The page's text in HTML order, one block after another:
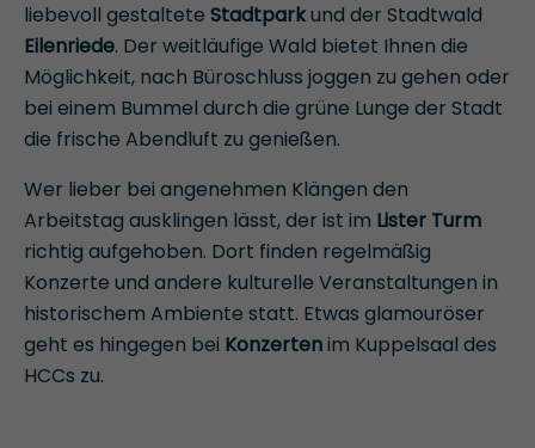
liebevoll gestaltete Stadtparkund der Stadtwald
Eilenriede. Der weitläufige Wald bietet Ihnen die
Möglichkeit, nach Büroschluss joggen zu gehen oder
bei einem Bummel durch die grüne Lunge der Stadt
die frische Abendluft zu genießen.
Wer lieber bei angenehmen Klängen den
Arbeitstag ausklingen lässt, der ist im Lister Turm
richtig aufgehoben. Dort finden regelmäßig
Konzerte und andere kulturelle Veranstaltungen in
historischem Ambiente statt. Etwas glamouröser
geht es hingegen bei Konzertenim Kuppelsaal des
HCCs zu.